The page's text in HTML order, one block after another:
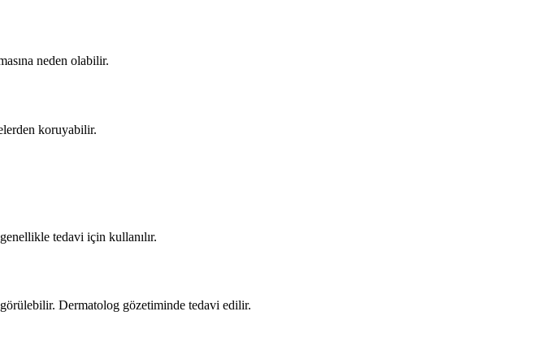
neden olabilir.
koruyabilir.
tedavi için kullanılır.
görülebilir. Dermatolog gözetiminde tedavi edilir.